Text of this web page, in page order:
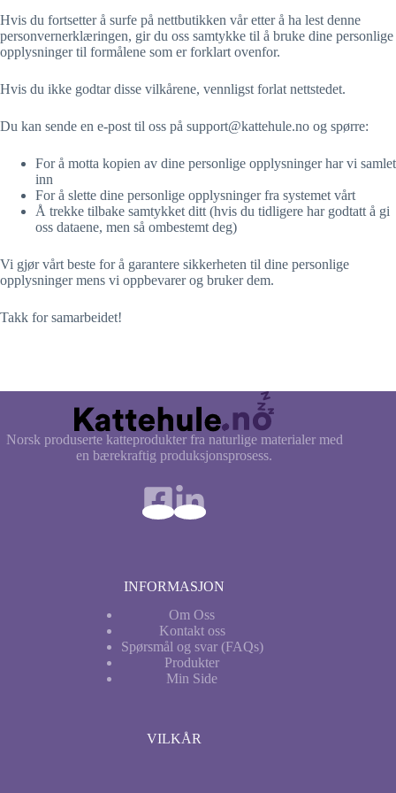
Hvis du fortsetter å surfe på nettbutikken vår etter å ha lest denne
personvernerklæringen, gir du oss samtykke til å bruke dine personlige
opplysninger til formålene som er forklart ovenfor.
Hvis du ikke godtar disse vilkårene, vennligst forlat nettstedet.
Du kan sende en e-post til oss på support@kattehule.no og spørre:
For å motta kopien av dine personlige opplysninger har vi samlet
inn
For å slette dine personlige opplysninger fra systemet vårt
Å trekke tilbake samtykket ditt (hvis du tidligere har godtatt å gi
oss dataene, men så ombestemt deg)
Vi gjør vårt beste for å garantere sikkerheten til dine personlige
opplysninger mens vi oppbevarer og bruker dem.
Takk for samarbeidet!
Norsk produserte katteprodukter fra naturlige materialer med
en bærekraftig produksjonsprosess.
INFORMASJON
Om Oss
Kontakt oss
Spørsmål og svar (FAQs)
Produkter
Min Side
VILKÅR